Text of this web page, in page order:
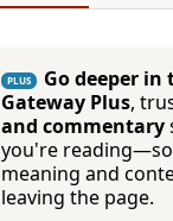
PLUS Go deeper in
Gateway Plus,
and commentary
you're
meaning and
leaving the page.